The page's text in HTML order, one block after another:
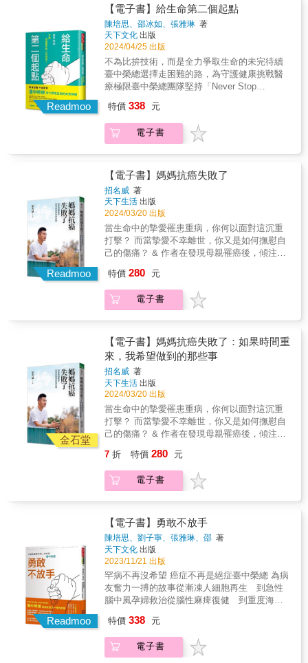
她們&「你沒有媽媽！」不，我有五位媽媽
&「我被轉學三次。」一輩子的貴人師長&【專
文推薦】吳明賢_臺大醫院院長／林宏榮_奇美
醫學中心院長、醫策會前執行長／神老師＆神
媽咪_國小老師、作家／張書森_臺灣大學健康
行為與社區科學研究所教授暨所長／葉丙成_教
育部次長／楊斯棓_醫師、《要有一個人》作者
薦】江文莒_臺大醫院雲林分院副院長／孟買春
秋_《路透社》前記者／施景中_臺大醫院產科
主任／陳建仁_中研院院士暨特聘研究員／陳永
興_羅東聖母醫院前院長／郭昱晴_立法委員／
徽_公視董事／黃健予_換心人、電視劇《額外
旅程》原型／賈永婕_台北101董事長／蔡宇哲
_《哇賽心理學》創辦人兼總編輯／謝文憲_企
業講師、作家、主持人／羅一鈞_衛福部疾管署
副署長／蘇怡寧_慧智基因股份有限公司董事長
暨執行長
看得見的隱藏版需求「我們想要開車把他載回
去。」同理家屬的為難「你明明說可以轉病房
了！」等床等到生氣的阿嬤「具體怎麼做，我
給你建議。」一體適用的老公處方箋&＊好好說
再見_那些沒有準備卻必須面對的揪心時刻「你
照顧過往生的病人嗎？」ICU的第三種選擇「等
等，還有一個人要來！」家屬到了，才可以
死？「我喜歡這樣的醫病關係。」阿嬤合起來
的嘴巴&＊遺憾，是一種禮物_那些不存在的早
師？」我要幫母親報仇「你會CPR 嗎？」就事
論事的殺傷力「她能撐到母親節嗎？」最後一
個「有母親的節」&＊刻在我心裡的名字_那些
助更多人。」十七歲的她們「你沒有媽媽！」
不，我有五位媽媽「我被轉學三次。」一輩子
的貴人師長&【專文推薦】吳明賢_臺大醫院院
長／林宏榮_奇美醫學中心院長、醫策會前執行
長／神老師＆神媽咪_國小老師、作家／張書森
_臺灣大學健康行為與社區科學研究所教授暨所
長／葉丙成_教育部次長／楊斯棓_醫師、《要
持人&【溫暖推薦】江文莒_臺大醫院雲林分院
副院長／孟買春秋_《路透社》前記者／施景中
_臺大醫院產科主任／陳建仁_中研院院士暨特
提琴家／黃兆徽_公視董事／黃健予_換心人、
電視劇《額外旅程》原型／賈永婕_知名藝人／
蔡宇哲_《哇賽心理學》創辦人兼總編輯／謝文
憲_企業講師、作家、主持人／羅一鈞_衛福部
疾管署副署長／蘇怡寧_慧智基因股份有限公司
董事長暨執行長
Readmoo
【電子書】給生命第二個起點
陳培思、邵冰如、張雅琳 著
天下文化 出版
2024/04/25 出版
不為比拚技術，而是全力爭取生命的未完待續
臺中榮總選擇走困難的路，為守護健康挑戰醫
療極限臺中榮總團隊堅持「Never Stop
的醫療與照護品質，更陪伴病友們勇敢在人生
的道路上前進。──臺中榮民總醫院院長 陳適
安從23小時馬拉松睪丸癌手術 到心導管修補
與信心的根源來到臺中榮民總醫院求醫的民
眾，許多都是區域醫院或診所無法處理的病
人，身為中部地區唯一的國家級醫學中心，臺
中榮總深知背負著眾多病人與家屬的深切期
待。面對民眾無助與著急的心，無論是凶險惡
疾或迷霧般的病情，這裡的醫護人員從不怕挑
戰，只要是為病人好，為解病人之苦，他們責
無旁貸、拚盡全力。全臺第一例AR結合脊椎導
航手術因為害怕手術失敗終身癱瘓，她忍耐脊
手都失去知覺，最後終於鼓起勇氣踏入中榮心
肌梗塞竟引發心室破洞用傳統外科開心手術補
心是大手術，對年長者更是大挑戰，幸好在中
術，且成功率極高紅斑性狼瘡病人陷入昏迷十
四歲小病人肺出血不止，跨科別醫療團隊大膽
決定採用葉克膜，和閻羅王來回拔河十多天，
終於把她從鬼門關拉了回來史上最高癌指數病
人睪丸癌已經擴散到腹腔，甚至包住腹部主動
脈和下腔靜脈，醫療團隊挑戰二十三小時的馬
拉松手術，總共動用六位醫師接力，終於順利
完成全身水腫到底是心臟還是腎臟造成的肚子
醫院急診門診始終找不到病因，幸好中榮做出
及時處置，終於確立診斷，結束痛苦的迷途之
旅本書收錄14個臺中榮總與病人攜手對抗各種
次醫療技術的超越，都是為了讓更多病人擁有
更好的治療與照顧，也希望讓仍在疾病中迷惘
的人知道，只要積極面對、勇敢去試，相信好
醫院、好醫師，生命將有機會擁有第二個起
點。感動推薦在科技業被譽為是台灣「護國神
山」之時，本書也將引起大眾對中榮的關注與
支持，發現我們的醫療正不斷以科技、創新及
團隊合作的精神前進，是全民的「護國神
盾」。──馮世寬 國軍退輔會主任委
特價 338 元
電子書
Readmoo
【電子書】媽媽抗癌失敗了
招名威 著
天下生活 出版
2024/03/20 出版
當生命中的摯愛罹患重病，你何以面對這沉重
打擊？ 而當摯愛不幸離世，你又是如何撫慰自
己的傷痛？ & 作者在發現母親罹癌後，傾注全
母子感情太過親密，在母親離世之初，他幾乎
無法承受這巨大悲傷， 只能在日後，透過各種
方式，慢慢梳理、轉化自己的情緒。 & 照顧罹
悲傷、壓力、悔恨與諸多對生命的不解。透過
作者回憶母親生病、治療、離世的過程，或許
我們也能鼓起勇氣，回頭面對自己曾經逃避的
悲傷。 & 這悲痛就像一道傷口，當我們刻意遮
掩，可能表面上看來平靜無波，但一輩子都無
法痊癒；若我們願意勇敢掀開，或許一時之間
會血流如注、劇痛難忍，但它終有結痂、痊癒
的一天。 & 感動推薦 & 方季惟｜歌手．演員
艾彼（王昱勻）｜諮商心理師．長銷作家 林靜
儀｜醫師．前立委 畢柳鶯｜復健科醫師．《斷
師．《向殘酷的仁慈說再見》系列作者 陳怡如
｜全人關懷師．《陪你走過疾病四季》作者 黃
越綏｜作家．國際單親兒童文教基金會創辦人
只是曾經擁有的成果，想要天長地久，除了脫
胎換骨徹底改造再世為人外， 最多就只能努力
與癌共存了。沒有奇蹟，才是多數癌症病患及
其家屬所經歷的過程。────────台灣大學生
命科學院生化科技系教授 許瑞祥 & 寫作過
程，作者彷彿把已經結疤的傷口，強行挖開，
重新經歷傷痛的過程，真是令人感佩！ 對同樣
從而緩解傷痛，療癒心靈。────────台灣大
學生命科學院生化科技系名譽教授 黃青真 &
我相信，不管是癌友、癌友家屬，甚至是一般
特價 280 元
電子書
金石堂
【電子書】媽媽抗癌失敗了：如果時間重
來，我希望做到的那些事
招名威 著
天下生活 出版
2024/03/20 出版
當生命中的摯愛罹患重病，你何以面對這沉重
打擊？ 而當摯愛不幸離世，你又是如何撫慰自
己的傷痛？ & 作者在發現母親罹癌後，傾注全
母子感情太過親密，在母親離世之初，他幾乎
無法承受這巨大悲傷， 只能在日後，透過各種
方式，慢慢梳理、轉化自己的情緒。 & 照顧罹
悲傷、壓力、悔恨與諸多對生命的不解。透過
作者回憶母親生病、治療、離世的過程，或許
我們也能鼓起勇氣，回頭面對自己曾經逃避的
悲傷。 & 這悲痛就像一道傷口，當我們刻意遮
掩，可能表面上看來平靜無波，但一輩子都無
法痊癒；若我們願意勇敢掀開，或許一時之間
會血流如注、劇痛難忍，但它終有結痂、痊癒
的一天。 & 感動推薦 & 方季惟｜歌手．演員
艾彼（王昱勻）｜諮商心理師．長銷作家 林靜
食善終》作者 陳秀丹｜陽明交大附醫主治醫
師．《向殘酷的仁慈說再見》系列作者 陳怡如
7 折 特價 280 元
電子書
Readmoo
【電子書】勇敢不放手
陳培思、劉子寧、張雅琳、邵 著
天下文化 出版
2023/11/21 出版
罕病不再沒希望 癌症不再是絕症臺中榮總 為病
友奮力一搏的故事從漸凍人細胞再生 到急性
腦中風孕婦救治從腦性麻痺復健 到重度海洋
迎戰成立特色醫療中心 發展智慧、再生、尖
端、精準醫療 努力接住每位病友 成為急重難
罕症患者的堅強後盾作為中部唯一國家級醫學
特價 338 元
電子書